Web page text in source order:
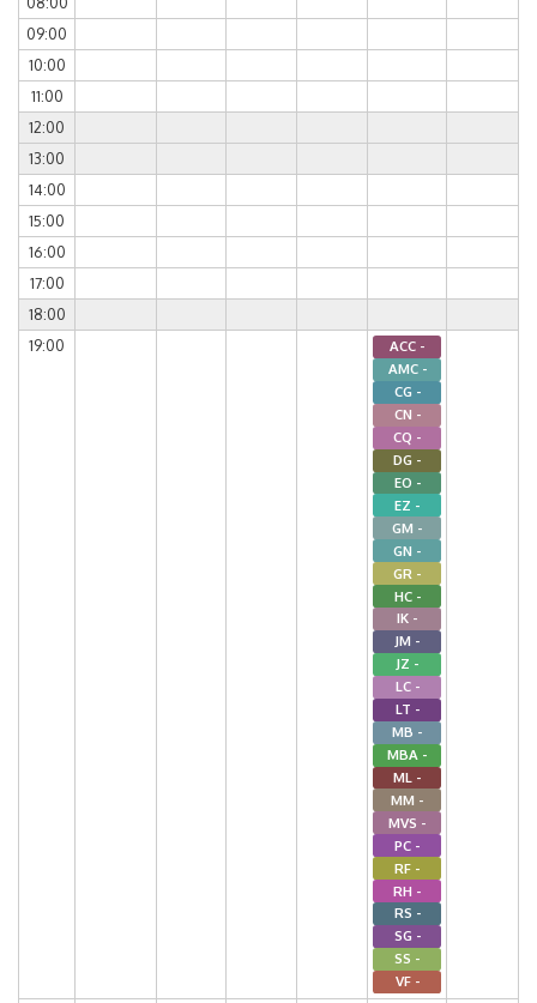
09:00
10:00
11:00
12:00
13:00
14:00
15:00
16:00
17:00
18:00
19:00
ACC -
AMC -
CG -
CN -
CQ -
DG -
EO -
EZ -
GM -
GN -
GR -
HC -
IK -
JM -
JZ -
LC -
LT -
MB -
MBA -
ML -
MM -
MVS -
PC -
RF -
RH -
RS -
SG -
SS -
VF -